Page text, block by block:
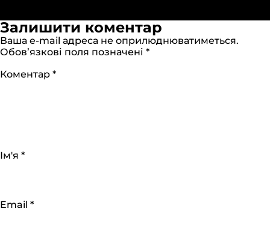
розмір
Залишити коментар
Ваша e-mail адреса не оприлюднюватиметься.
Обов’язкові поля позначені *
Коментар *
Ім'я *
Email *